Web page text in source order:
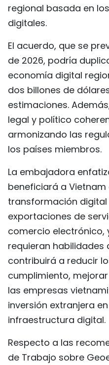
regional basada en
digitales.
El acuerdo, que se
de 2026, podría
economía digital
dos billones de
estimaciones.
legal y político
armonizando las
los países miembros.
La embajadora
beneficiará a Vietnam
transformación
exportaciones de
comercio electrónico,
requieran habilidades
contribuirá a reducir
cumplimiento,
las empresas
inversión extranjera
infraestructura digital.
Respecto a las
de Trabajo sobre